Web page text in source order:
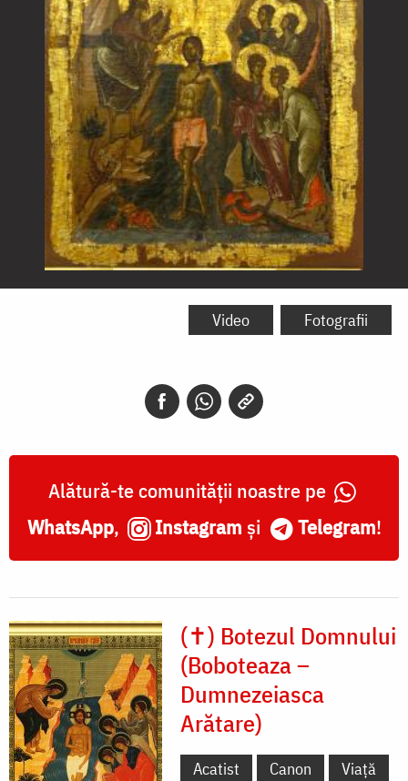
Botezul
Video Fotografii
Alătură-te comunității noastre pe
WhatsApp, Instagram și Telegram!
(✝) Botezul Domnului
(Boboteaza –
Dumnezeiasca
Arătare)
Acatist Canon
Viață